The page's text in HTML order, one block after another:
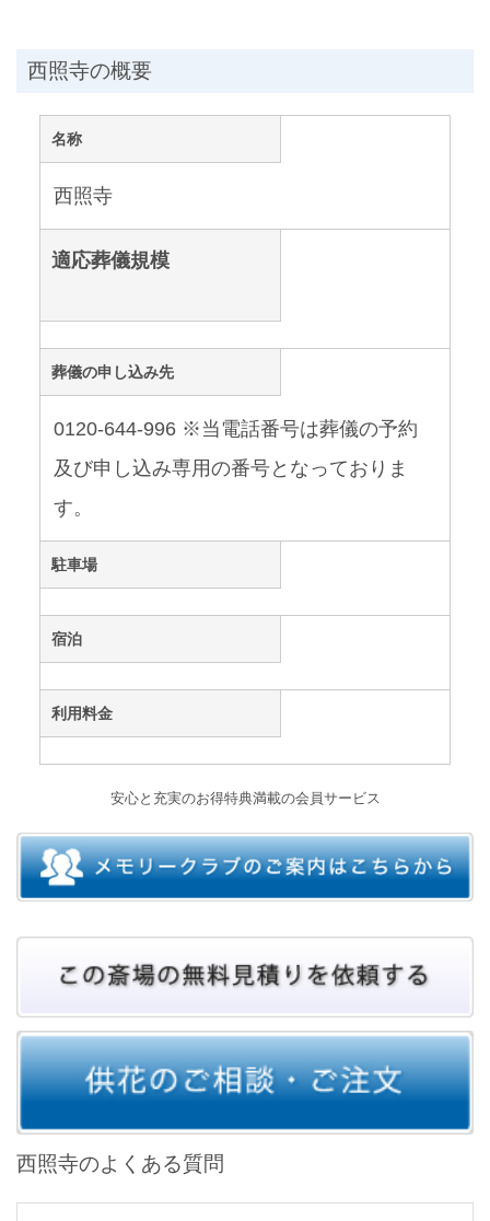
西照寺の概要
名称
西照寺
適応葬儀規模
葬儀の申し込み先
0120-644-996 ※当電話番号は葬儀の予約
及び申し込み専用の番号となっておりま
す。
駐車場
宿泊
利用料金
安心と充実のお得特典満載の会員サービス
西照寺のよくある質問